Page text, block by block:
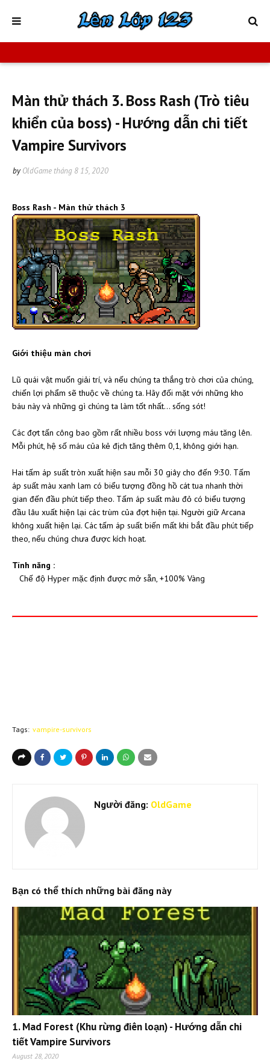
Màn thử thách 3. Boss Rash (Trò tiêu
khiển của boss) - Hướng dẫn chi tiết
Vampire Survivors
by OldGame tháng 8 15, 2020
Boss Rash - Màn thử thách 3
Giới thiệu màn chơi
Lũ quái vật muốn giải trí, và nếu chúng ta thắng trò chơi của chúng,
chiến lợi phẩm sẽ thuộc về chúng ta. Hãy đối mặt với những kho
báu này và những gì chúng ta làm tốt nhất... sống sót!
Các đợt tấn công bao gồm rất nhiều boss với lượng máu tăng lên.
Mỗi phút, hệ số máu của kẻ địch tăng thêm 0,1, không giới hạn.
Hai tấm áp suất tròn xuất hiện sau mỗi 30 giây cho đến 9:30. Tấm
áp suất màu xanh lam có biểu tượng đồng hồ cát tua nhanh thời
gian đến đầu phút tiếp theo. Tấm áp suất màu đỏ có biểu tượng
đầu lâu xuất hiện lại các trùm của đợt hiện tại. Người giữ Arcana
không xuất hiện lại. Các tấm áp suất biến mất khi bắt đầu phút tiếp
theo, nếu chúng chưa được kích hoạt.
Tính năng :
Chế độ Hyper mặc định được mở sẵn, +100% Vàng
Tags: vampire-survivors
Người đăng: OldGame
Bạn có thể thích những bài đăng này
1. Mad Forest (Khu rừng điên loạn) - Hướng dẫn chi
tiết Vampire Survivors
August 28, 2020